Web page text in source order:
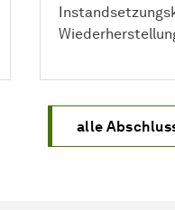
alle